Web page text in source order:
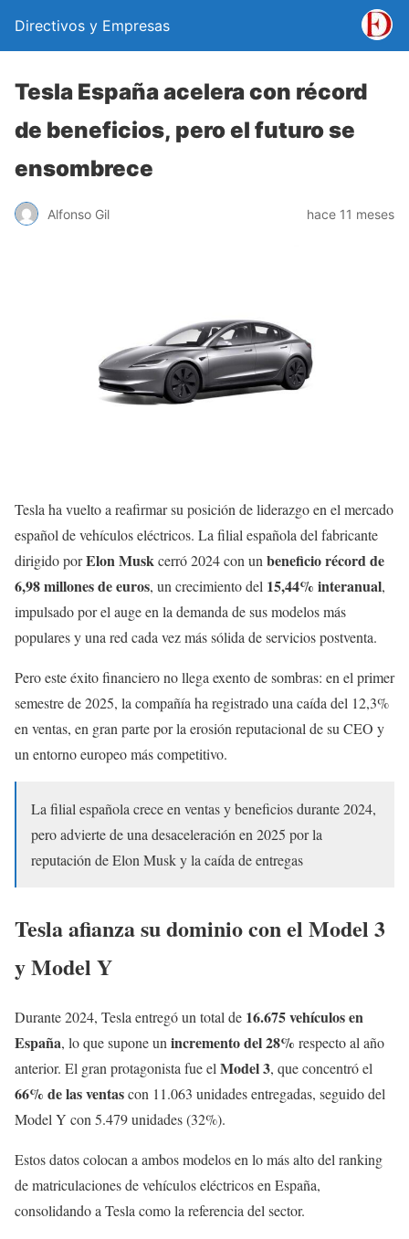
Directivos y Empresas
Tesla España acelera con récord
de beneficios, pero el futuro se
ensombrece
Alfonso Gil hace 11 meses
Tesla ha vuelto a reafirmar su posición de liderazgo en el mercado
español de vehículos eléctricos. La filial española del fabricante
dirigido porElon Muskcerró 2024 con un beneficio récord de
6,98 millones de euros, un crecimiento del 15,44% interanual,
impulsado por el auge en la demanda de sus modelos más
populares y una red cada vez más sólida de servicios postventa.
Pero este éxito financiero no llega exento de sombras: en el primer
semestre de 2025, la compañía ha registrado una caída del 12,3%
en ventas, en gran parte por la erosión reputacional de su CEO y
un entorno europeo más competitivo.
La filial española crece en ventas y beneficios durante 2024,
pero advierte de una desaceleración en 2025 por la
reputación de Elon Musk y la caída de entregas
Tesla afianza su dominio con el Model 3
y Model Y
Durante 2024, Tesla entregó un total de 16.675 vehículos en
España, lo que supone un incremento del 28% respecto al año
anterior. El gran protagonista fue el Model 3, que concentró el
66% de las ventascon 11.063 unidades entregadas, seguido del
Model Y con 5.479 unidades (32%).
Estos datos colocan a ambos modelos en lo más alto del ranking
de matriculaciones de vehículos eléctricos en España,
consolidando a Tesla como la referencia del sector.